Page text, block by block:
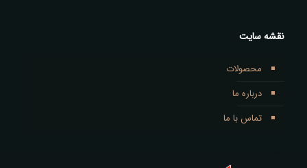
نقشه سایت
محصولات
درباره ما
تماس با ما